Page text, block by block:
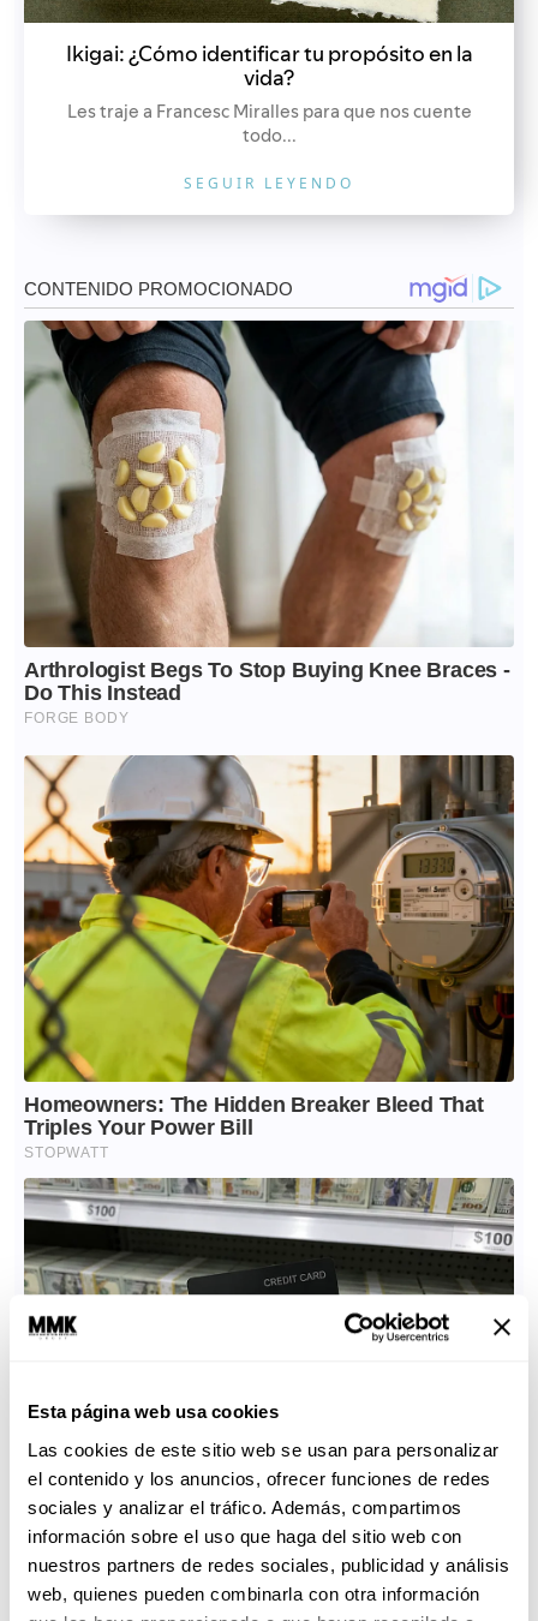
Esta página web usa cookies
Las cookies de este sitio web se usan para personalizar
el contenido y los anuncios, ofrecer funciones de redes
sociales y analizar el tráfico. Además, compartimos
información sobre el uso que haga del sitio web con
nuestros partners de redes sociales, publicidad y análisis
web, quienes pueden combinarla con otra información
Ikigai: ¿Cómo identificar tu propósito en la
vida?
Les traje a Francesc Miralles para que nos cuente
todo...
SEGUIR LEYENDO